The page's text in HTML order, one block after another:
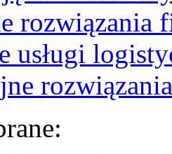
rozwiązania
usługi